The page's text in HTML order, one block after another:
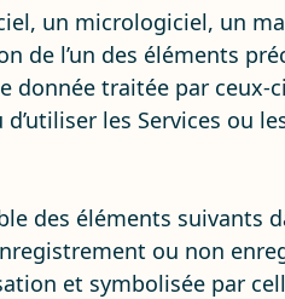
un micrologiciel, un
de l’un des éléments
traitée par ceux-
les Services ou
des éléments
ou non
et symbolisée par